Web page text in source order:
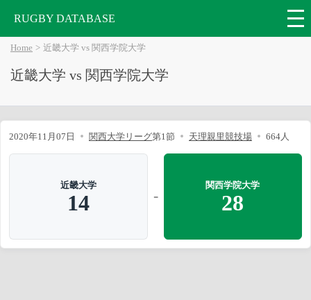
RUGBY DATABASE
Home 近畿大学 vs 関西学院大学
近畿大学 vs 関西学院大学
2020年11月07日 関西大学リーグ第1節 天理親里競技場 664人
近畿大学
14 -
関西学院大学
28